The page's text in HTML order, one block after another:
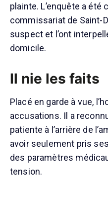
plainte. L’enquête a
commissariat de Saint-
suspect et l’ont
domicile.
Il nie les faits
Placé en garde à vue,
accusations. Il a
patiente à l’arrière de
avoir seulement pris
des paramètres
tension.